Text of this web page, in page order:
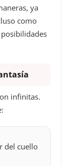
ya
como
infinitas.
del cuello